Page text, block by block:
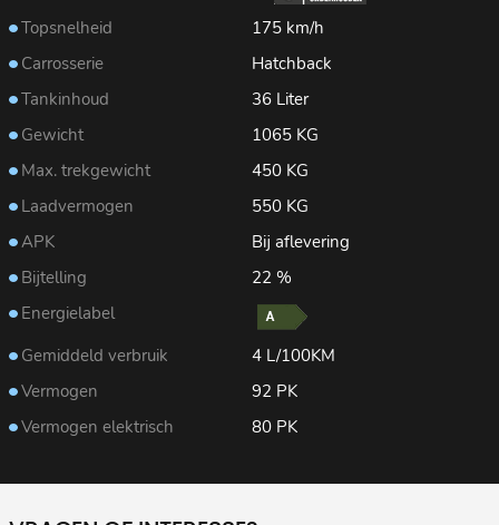
Topsnelheid
175 km/h
Carrosserie
Hatchback
Tankinhoud
36 Liter
Gewicht
1065 KG
Max. trekgewicht
450 KG
Laadvermogen
550 KG
APK
Bij aflevering
Bijtelling
22 %
Energielabel
Gemiddeld verbruik
4 L/100KM
Vermogen
92 PK
Vermogen elektrisch
80 PK